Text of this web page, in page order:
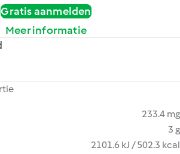
Gratis aanmelden
Meer informatie
233.4 mg
3 g
2101.6 kJ / 502.3 kcal